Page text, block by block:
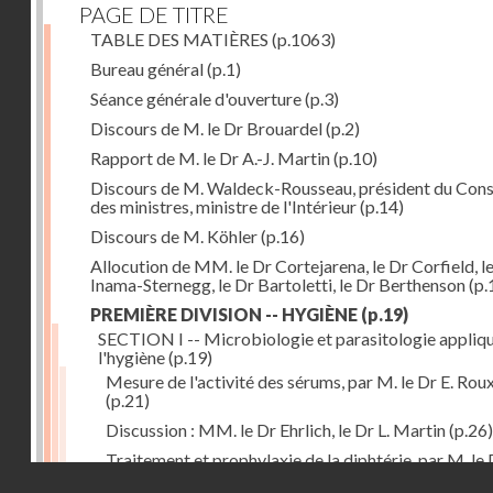
PAGE DE TITRE
TABLE DES MATIÈRES (p.1063)
Bureau général(p.1)
Séance générale d'ouverture(p.3)
Discours de M. le Dr Brouardel(p.2)
Rapport de M. le Dr A.-J. Martin(p.10)
Discours de M. Waldeck-Rousseau, président du
des ministres, ministre de l'Intérieur(p.14)
Discours de M. Köhler(p.16)
Allocution de MM. le Dr Cortejarena, le Dr Corfield,
Inama-Sternegg, le Dr Bartoletti, le Dr Berthenson
PREMIÈRE DIVISION -- HYGIÈNE (p.19)
SECTION I -- Microbiologie et parasitologie
l'hygiène(p.19)
Mesure de l'activité des sérums, par M. le Dr E.
(p.21)
Discussion : MM. le Dr Ehrlich, le Dr L. Martin(p.26)
Traitement et prophylaxie de la diphtérie, par M. le